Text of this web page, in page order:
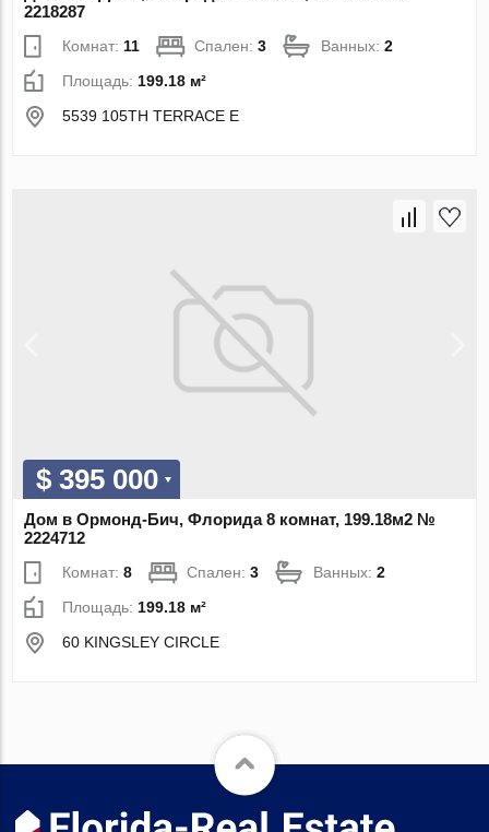
2218287
Комнат: 11 Спален:3 Ванных:2
Площадь: 199.18 м²
5539 105TH TERRACE E
$ 395 000
Дом в Ормонд-Бич, Флорида 8 комнат, 199.18м2 №
2224712
Комнат:8 Спален:3 Ванных:2
Площадь: 199.18 м²
60 KINGSLEY CIRCLE